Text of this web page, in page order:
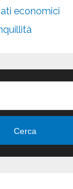
economici
Cerca